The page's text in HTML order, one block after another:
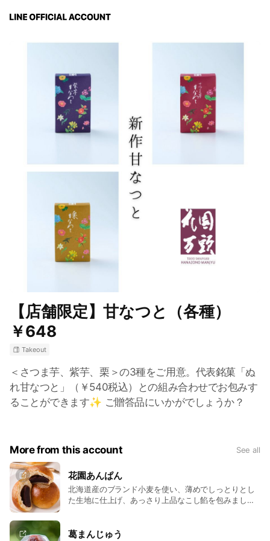
【店舗限定】甘なつと（各種）
￥648
Takeout
＜さつま芋、紫芋、栗＞の3種をご用意。代表銘菓「ぬ
れ甘なつと」（￥540税込）との組み合わせでお包みす
ることができます✨ ご贈答品にいかがでしょうか？
More from this account See all
花園あんぱん
北海道産のブランド小麦を使い、薄めでしっとりとし
た生地に仕上げ、あっさり上品なこし餡を包みまし
葛まんじゅう